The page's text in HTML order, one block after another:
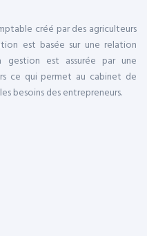
créé par des agriculteurs
est basée sur une relation
gestion est assurée par une
ce qui permet au cabinet de
besoins des entrepreneurs.